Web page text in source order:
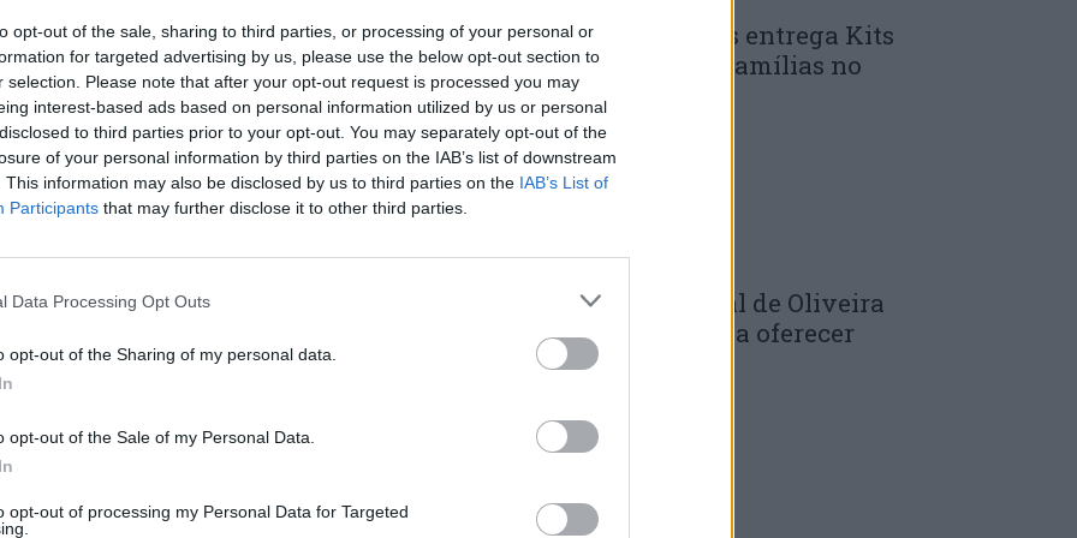
opt-out of the sale, sharing to third parties, or processing of your personal or
for targeted advertising by us, please use the below opt-out section to
selection. Please note that after your opt-out request is processed you may
interest-based ads based on personal information utilized by us or personal
to third parties prior to your opt-out. You may separately opt-out of the
of your personal information by third parties on the IAB’s list of downstream
This information may also be disclosed by us to third parties on the IAB’s List of
Participants that may further disclose it to other third parties.
Data Processing Opt Outs
opt-out of the Sharing of my personal data.
opt-out of the Sale of my Personal Data.
opt-out of processing my Personal Data for Targeted
de hoje estão Braga e Beja, enquanto nos
laranja mantém-se até final do dia de terça-
permanece ativo até às 23:00 de quarta-
é o único que não se encontrará nos
segundo o IPMA.
próximos dias, o Governo está a ponderar
perigo de incêndios rurais, disse hoje a
serviço meteorológico, desde sábado que se
de temperatura máxima, “salientando-se
valores observados superiores a 40°C [graus
Município de Góis entrega Kits
Comunitários às famílias no
âmbito do...
30 DE JULHO, 2026
Câmara Municipal de Oliveira
do Hospital volta a oferecer
cadernos de...